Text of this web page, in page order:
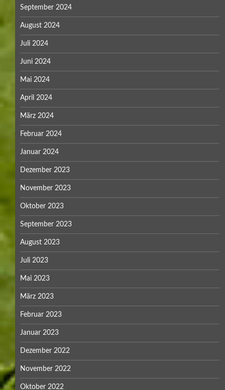
September 2024
August 2024
Juli 2024
Juni 2024
Mai 2024
April 2024
März 2024
Februar 2024
Januar 2024
Dezember 2023
November 2023
Oktober 2023
September 2023
August 2023
Juli 2023
Mai 2023
März 2023
Februar 2023
Januar 2023
Dezember 2022
November 2022
Oktober 2022